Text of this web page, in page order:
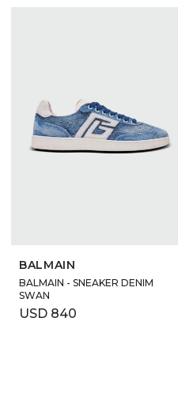
BALMAIN
BALMAIN - SNEAKER DENIM
SWAN
USD 840